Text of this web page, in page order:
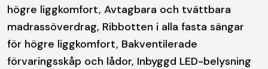
högre liggkomfort, Avtagbara och tvättbara
madrassöverdrag, Ribbotten i alla fasta sängar
för högre liggkomfort, Bakventilerade
förvaringsskåp och lådor, Inbyggd LED-belysning